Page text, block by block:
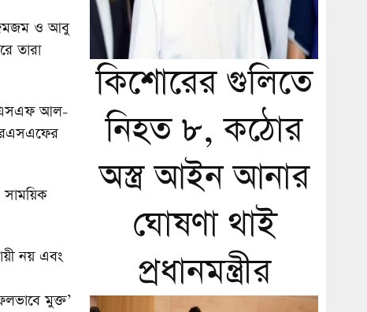
জমজম ও আবু
তারা
আল-
নয় এবং
মুক্ত’
কিশোরের গুলিতে
নিহত ৮, কঠোর
অস্ত্র আইন আনার
ঘোষণা থাই
প্রধানমন্ত্রীর